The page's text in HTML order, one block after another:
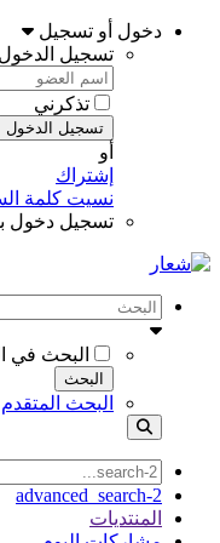
دخول أو تسجيل
تسجيل
تذكرني
تسجيل الدخول
أو
إشتراك
نسيت كلمة
تسجيل دخول
البحث في
البحث
البحث المتقدم
advanced_search-2
المنتديات